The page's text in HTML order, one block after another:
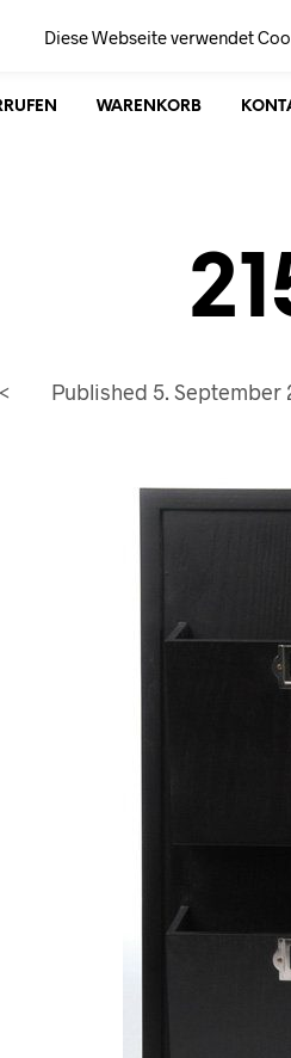
WARENKORB
Published 5. September
<
Diese Webseite verwendet